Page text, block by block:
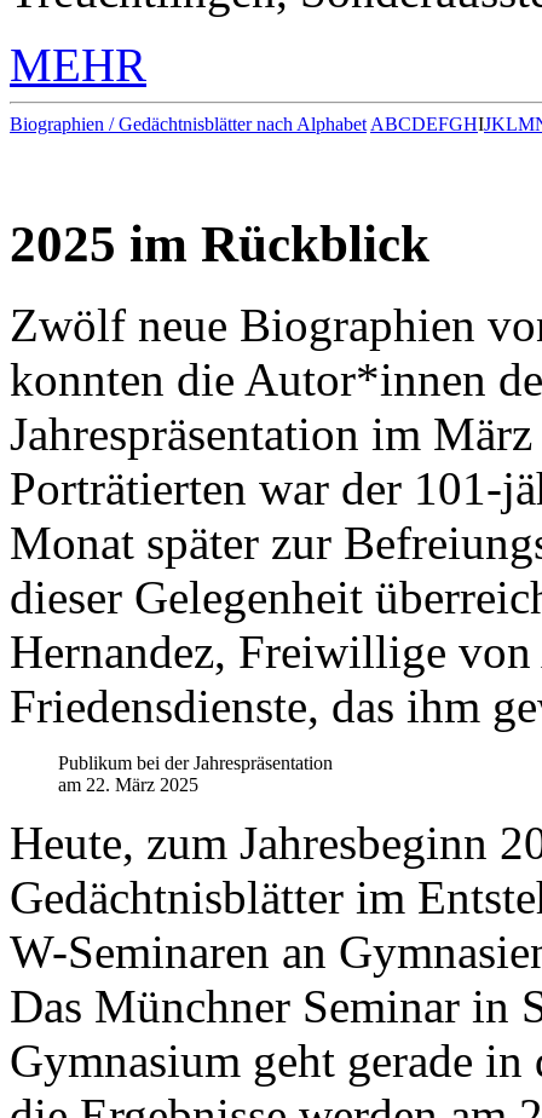
MEHR
Biographien / Gedächtnisblätter nach Alphabet ABCDEFGHIJKLM
2025 im Rückblick
Zwölf neue Biographien
konnten die Autor*innen
Jahrespräsentation im
Porträtierten war der 101-
Monat später zur
dieser Gelegenheit
Hernandez, Freiwillige
Friedensdienste, das ihm
Publikum bei der Jahrespräsentation
am 22. März 2025
Heute, zum Jahresbeginn
Gedächtnisblätter im
W-Seminaren an
Das Münchner Seminar in
Gymnasium geht gerade